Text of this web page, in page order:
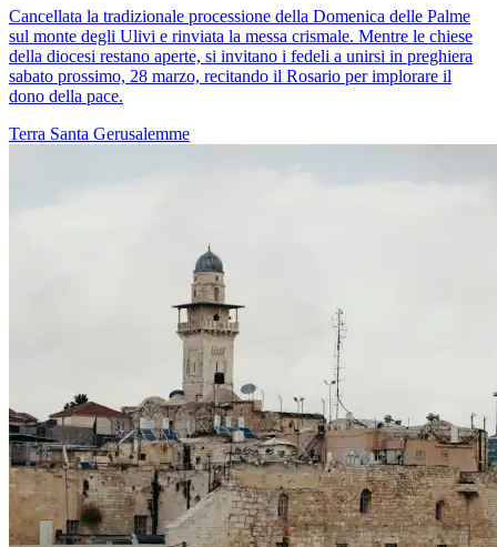
Cancellata la tradizionale processione della Domenica delle Palme
sul monte degli Ulivi e rinviata la messa crismale. Mentre le chiese
della diocesi restano aperte, si invitano i fedeli a unirsi in preghiera
sabato prossimo, 28 marzo, recitando il Rosario per implorare il
dono della pace.
Terra Santa Gerusalemme